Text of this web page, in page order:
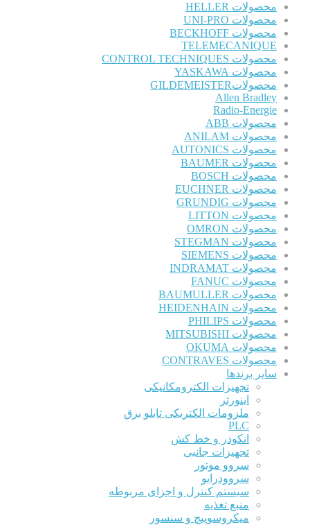
محصولات HELLER
محصولات UNI-PRO
محصولات BECKHOFF
TELEMECANIQUE
محصولات CONTROL TECHNIQUES
محصولات YASKAWA
محصولاتGILDEMEISTER
Allen Bradley
Radio-Energie
محصولات ABB
محصولات ANILAM
محصولات AUTONICS
محصولات BAUMER
محصولات BOSCH
محصولات EUCHNER
محصولات GRUNDIG
محصولات LITTON
محصولات OMRON
محصولات STEGMAN
محصولات SIEMENS
محصولات INDRAMAT
محصولات FANUC
محصولات BAUMULLER
محصولات HEIDENHAIN
محصولات PHILIPS
محصولات MITSUBISHI
محصولات OKUMA
محصولات CONTRAVES
سایر برندها
تجهیزات الکترومکانیکی
اینورتر
ملزومات الکتریکی تابلو برق
PLC
انکودر و خط کش
تجهیزات جانبی
سروو موتور
سروودرایو
سیستم کنترل و اجزای مربوطه
منبع تغذیه
میکروسوییچ و سنسور